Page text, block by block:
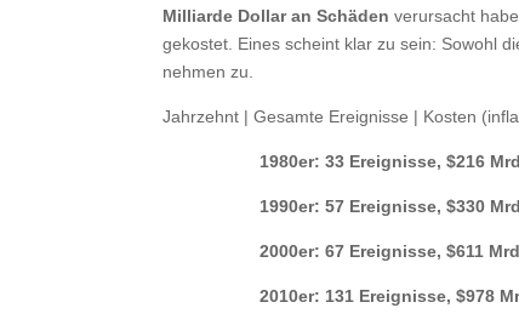
Milliarde Dollar an Schäden verursacht
gekostet. Eines scheint klar zu sein: Sowohl
nehmen zu.
Jahrzehnt | Gesamte Ereignisse | Kosten
1980er: 33 Ereignisse, $216
1990er: 57 Ereignisse, $330
2000er: 67 Ereignisse, $611
2010er: 131 Ereignisse, $978